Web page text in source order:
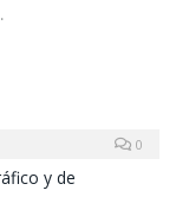
0
y de